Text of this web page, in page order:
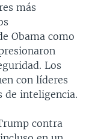
más
Obama como
Los
con líderes
de inteligencia.
contra